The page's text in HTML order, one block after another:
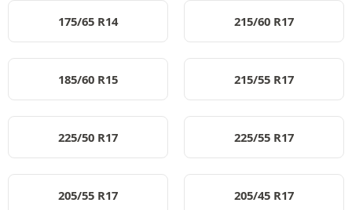
175/65 R14 215/60 R17
185/60 R15 215/55 R17
225/50 R17 225/55 R17
205/55 R17 205/45 R17